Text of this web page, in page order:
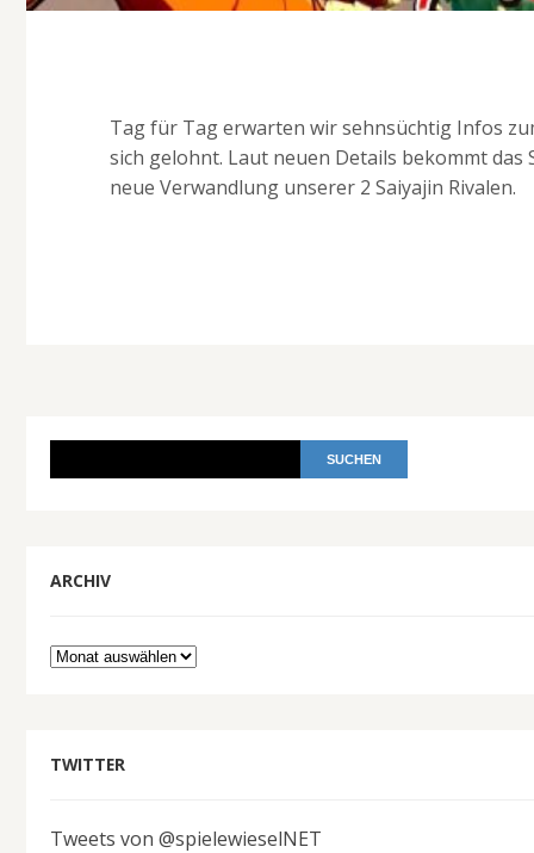
Tag für Tag erwarten wir sehnsüchtig Infos
sich gelohnt. Laut neuen Details bekommt
neue Verwandlung unserer 2 Saiyajin Rivalen.
ARCHIV
Archiv
TWITTER
Tweets von @spielewieselNET